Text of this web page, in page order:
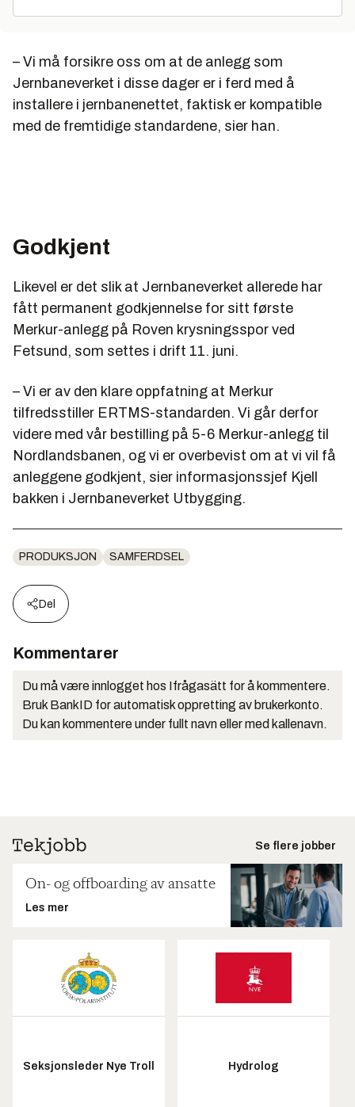
– Vi må forsikre oss om at de anlegg som
Jernbaneverket i disse dager er i ferd med å
installere i jernbanenettet, faktisk er kompatible
med de fremtidige standardene, sier han.
Godkjent
Likevel er det slik at Jernbaneverket allerede har
fått permanent godkjennelse for sitt første
Merkur-anlegg på Roven krysningsspor ved
Fetsund, som settes i drift 11. juni.
– Vi er av den klare oppfatning at Merkur
tilfredsstiller ERTMS-standarden. Vi går derfor
videre med vår bestilling på 5-6 Merkur-anlegg til
Nordlandsbanen, og vi er overbevist om at vi vil få
anleggene godkjent, sier informasjonssjef Kjell
bakken i Jernbaneverket Utbygging.
PRODUKSJON SAMFERDSEL
Del
Kommentarer
Du må være innlogget hos Ifrågasätt for å kommentere.
Bruk BankID for automatisk oppretting av brukerkonto.
Du kan kommentere under fullt navn eller med kallenavn.
Se flere jobber
On- og offboarding av ansatte
Les mer
Seksjonsleder Nye Troll Hydrolog